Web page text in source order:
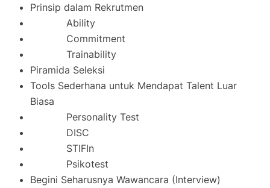
Prinsip dalam Rekrutmen
Ability
Commitment
Trainability
Piramida Seleksi
Tools Sederhana untuk Mendapat Talent Luar
Biasa
Personality Test
DISC
STIFIn
Psikotest
Begini Seharusnya Wawancara (Interview)